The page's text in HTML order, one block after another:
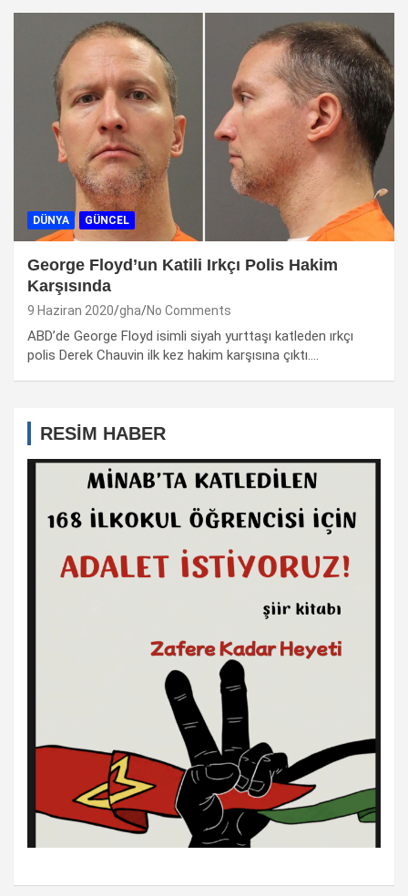
DÜNYA GÜNCEL
George Floyd’un Katili Irkçı Polis Hakim
Karşısında
9 Haziran 2020 gha No Comments
ABD’de George Floyd isimli siyah yurttaşı katleden ırkçı
polis Derek Chauvin ilk kez hakim karşısına çıktı.…
RESİM HABER